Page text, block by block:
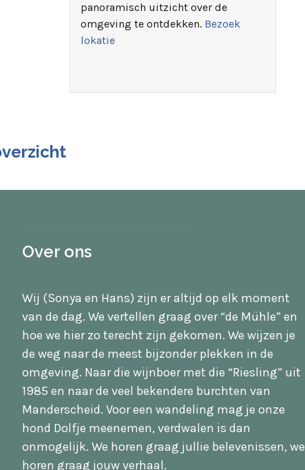
panoramisch uitzicht over de
omgeving te ontdekken. Bezoek
lokatie
Over ons
Wij (Sonya en Hans) zijn er altijd op elk moment
van de dag. We vertellen graag over “de Mühle” en
hoe we hier zo terecht zijn gekomen. We wijzen je
de weg naar de meest bijzonder plekken in de
omgeving. Naar die wijnboer met die “Riesling” uit
1985 en naar de veel bekendere burchten van
Manderscheid. Voor een wandeling mag je onze
hond Dolfje meenemen, verdwalen is dan
onmogelijk. We horen graag jullie belevenissen, we
horen graag jouw verhaal.